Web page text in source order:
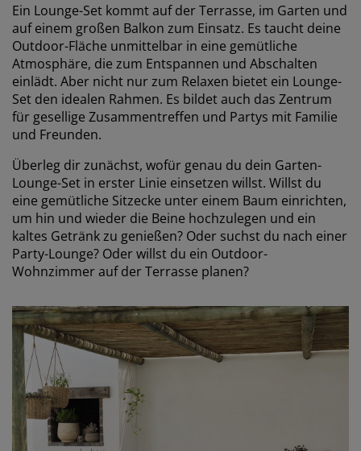
Ein Lounge-Set kommt auf der Terrasse, im Garten und
auf einem großen Balkon zum Einsatz. Es taucht deine
Outdoor-Fläche unmittelbar in eine gemütliche
Atmosphäre, die zum Entspannen und Abschalten
einlädt. Aber nicht nur zum Relaxen bietet ein Lounge-
Set den idealen Rahmen. Es bildet auch das Zentrum
für gesellige Zusammentreffen und Partys mit Familie
und Freunden.
Überleg dir zunächst, wofür genau du dein Garten-
Lounge-Set in erster Linie einsetzen willst. Willst du
eine gemütliche Sitzecke unter einem Baum einrichten,
um hin und wieder die Beine hochzulegen und ein
kaltes Getränk zu genießen? Oder suchst du nach einer
Party-Lounge? Oder willst du ein Outdoor-
Wohnzimmer auf der Terrasse planen?